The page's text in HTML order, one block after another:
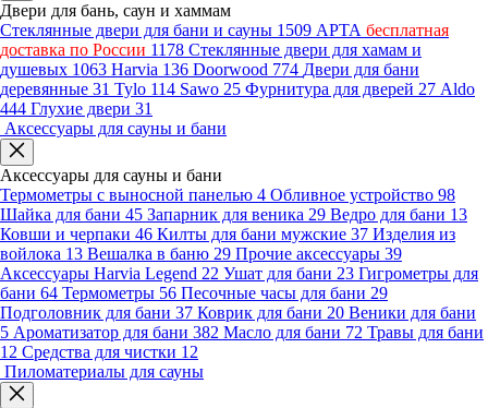
Двери для бань, саун и хаммам
Стеклянные двери для бани и сауны 1509 АРТА бесплатная
доставка по России 1178 Стеклянные двери для хамам и
душевых 1063 Harvia 136 Doorwood 774 Двери для бани
деревянные 31 Tylo 114 Sawo 25 Фурнитура для дверей 27 Aldo
444 Глухие двери 31
Аксессуары для сауны и бани
Аксессуары для сауны и бани
Термометры с выносной панелью 4 Обливное устройство 98
Шайка для бани 45 Запарник для веника 29 Ведро для бани 13
Ковши и черпаки 46 Килты для бани мужские 37 Изделия из
войлока 13 Вешалка в баню 29 Прочие аксессуары 39
Аксессуары Harvia Legend 22 Ушат для бани 23 Гигрометры для
бани 64 Термометры 56 Песочные часы для бани 29
Подголовник для бани 37 Коврик для бани 20 Веники для бани
5 Ароматизатор для бани 382 Масло для бани 72 Травы для бани
12 Средства для чистки 12
Пиломатериалы для сауны